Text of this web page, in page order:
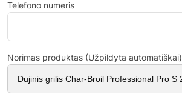
Telefono numeris
Norimas produktas (Užpildyta automatiškai)